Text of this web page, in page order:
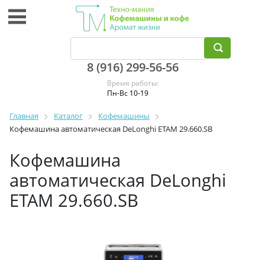
8 (916) 299-56-56
Время работы:
Пн-Вс 10-19
Главная Каталог
Кофемашины
Кофемашина автоматическая DeLonghi ETAM 29.660.SB
Кофемашина
автоматическая DeLonghi
ETAM 29.660.SB